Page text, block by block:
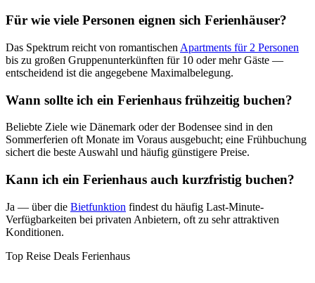
Für wie viele Personen eignen sich Ferienhäuser?
Das Spektrum reicht von romantischen Apartments für 2 Personen
bis zu großen Gruppenunterkünften für 10 oder mehr Gäste —
entscheidend ist die angegebene Maximalbelegung.
Wann sollte ich ein Ferienhaus frühzeitig buchen?
Beliebte Ziele wie Dänemark oder der Bodensee sind in den
Sommerferien oft Monate im Voraus ausgebucht; eine Frühbuchung
sichert die beste Auswahl und häufig günstigere Preise.
Kann ich ein Ferienhaus auch kurzfristig buchen?
Ja — über die Bietfunktion findest du häufig Last-Minute-
Verfügbarkeiten bei privaten Anbietern, oft zu sehr attraktiven
Konditionen.
Top Reise Deals Ferienhaus